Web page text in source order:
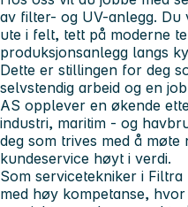
av filter- og UV-anlegg. Du
ute i felt, tett på moderne
produksjonsanlegg langs
Dette er stillingen for deg
selvstendig arbeid og en
AS opplever en økende
industri, maritim - og
deg som trives med å
kundeservice høyt i verdi.
Som servicetekniker i
med høy kompetanse,